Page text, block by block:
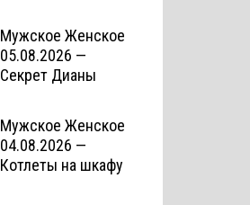
Мужское Женское
05.08.2026 —
Секрет Дианы
Мужское Женское
04.08.2026 —
Котлеты на шкафу